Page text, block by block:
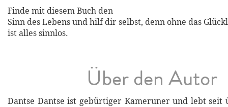
Finde mit diesem Buch den
Sinn des Lebens und hilf dir selbst, denn ohne das
ist alles sinnlos.
Über den Autor
Dantse Dantse ist gebürtiger Kameruner und lebt seit